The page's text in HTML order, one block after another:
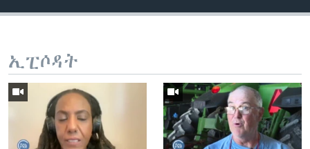
ኢፒሶዳት